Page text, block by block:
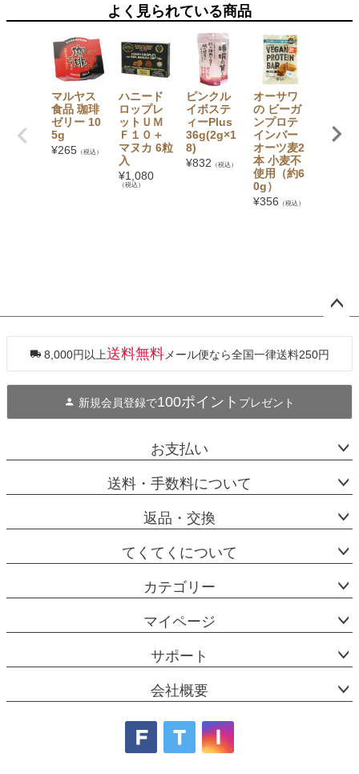
よく見られている商品
マルヤス
食品 珈琲
ゼリー 10
5g
¥265 （税込）
ハニード
ロップレ
ットＵＭ
Ｆ１０＋
マヌカ 6粒
入
¥1,080
（税込）
ピンクル
イボステ
ィーPlus
36g(2g×1
8)
¥832 （税込）
オーサワ
の ビーガ
ンプロテ
インバー
オーツ麦2
本 小麦不
使用（約6
0g）
¥356 （税込）
焼きせ
ジト
へ
8,000円以上送料無料 メール便なら全国一律送料250円
新規会員登録で100ポイント プレゼント
お支払い
送料・手数料について
返品・交換
てくてくについて
カテゴリー
マイページ
サポート
会社概要